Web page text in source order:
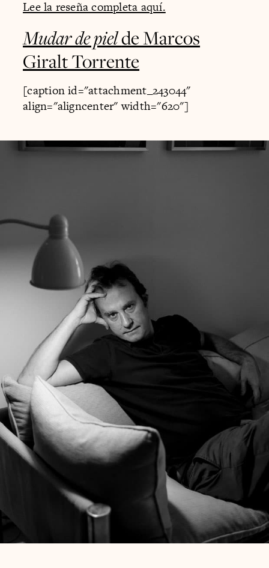
Lee la reseña completa aquí.
Mudar de pielde Marcos
Giralt Torrente
[caption id="attachment_243044"
align="aligncenter" width="620"]